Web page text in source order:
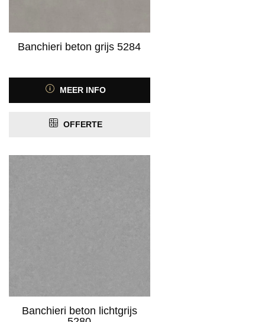
Banchieri beton grijs 5284
MEER INFO
OFFERTE
Banchieri beton lichtgrijs